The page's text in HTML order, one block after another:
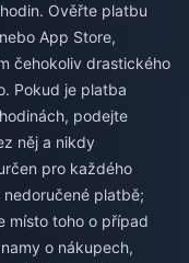
Ověřte platbu
App Store,
čehokoliv drastického
Pokud je platba
podejte
něj a nikdy
pro každého
platbě;
místo toho o případ
o nákupech,